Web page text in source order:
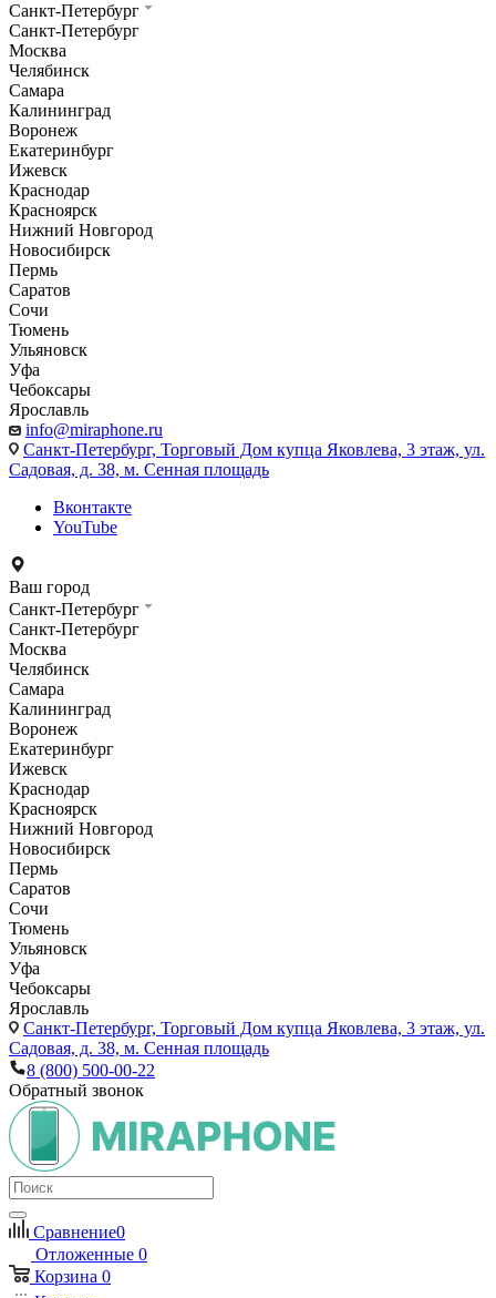
Санкт-Петербург
Санкт-Петербург
Москва
Челябинск
Самара
Калининград
Воронеж
Екатеринбург
Ижевск
Краснодар
Красноярск
Нижний Новгород
Новосибирск
Пермь
Саратов
Сочи
Тюмень
Ульяновск
Уфа
Чебоксары
Ярославль
info@miraphone.ru
Санкт-Петербург, Торговый Дом купца Яковлева, 3 этаж, ул.
Садовая, д. 38, м. Сенная площадь
Вконтакте
YouTube
Ваш город
Санкт-Петербург
Санкт-Петербург
Москва
Челябинск
Самара
Калининград
Воронеж
Екатеринбург
Ижевск
Краснодар
Красноярск
Нижний Новгород
Новосибирск
Пермь
Саратов
Сочи
Тюмень
Ульяновск
Уфа
Чебоксары
Ярославль
Санкт-Петербург, Торговый Дом купца Яковлева, 3 этаж, ул.
Садовая, д. 38, м. Сенная площадь
8 (800) 500-00-22
Обратный звонок
Сравнение0
Отложенные 0
Корзина 0